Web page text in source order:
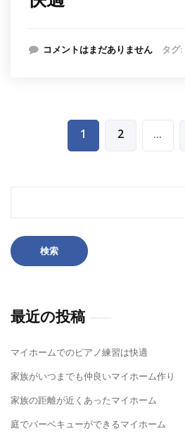
コメントはまだありません タグ:
シ
ョ
1 2 …
最近の投稿
マイホームでのピアノ練習は快適
家族がいつまでも仲良いマイホーム作り
家族の距離が近くあったマイホーム
庭でバーベキューができるマイホーム